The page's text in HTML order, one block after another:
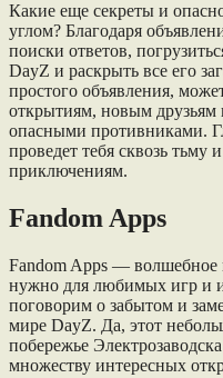
Какие еще секреты и
углом? Благодаря
поиски ответов,
DayZ и раскрыть все его
простого объявления,
открытиям, новым друзьям
опасными противниками.
проведет тебя сквозь тьму
приключениям.
Fandom Apps
Fandom Apps — волшебное
нужно для любимых игр и
поговорим о забытом и
мире DayZ. Да, этот
побережье
множеству интересных